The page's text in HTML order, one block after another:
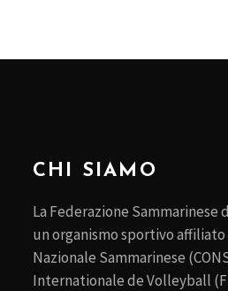
CHI SIAMO
La Federazione Sammarinese
un organismo sportivo
Nazionale Sammarinese
Internationale de Volleyball